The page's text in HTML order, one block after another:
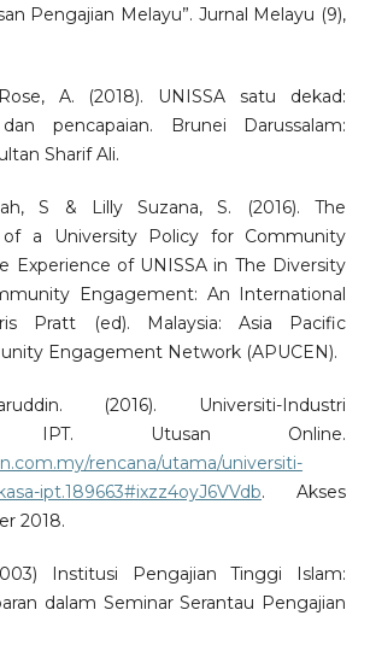
Pengajian Melayu”. Jurnal Melayu (9),
A. (2018). UNISSA satu dekad:
pencapaian. Brunei Darussalam:
Sharif Ali.
S & Lilly Suzana, S. (2016). The
of a University Policy for Community
Experience of UNISSA in The Diversity
Engagement: An International
Pratt (ed). Malaysia: Asia Pacific
Engagement Network (APUCEN).
(2016). Universiti-Industri
IPT. Utusan Online.
rencana/utama/universiti-
ipt.189663#ixzz4oyJ6VVdb. Akses
2018.
Institusi Pengajian Tinggi Islam:
dalam Seminar Serantau Pengajian